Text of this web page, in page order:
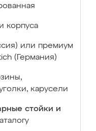
корпуса
или премиум
(Германия)
карусели
стойки и